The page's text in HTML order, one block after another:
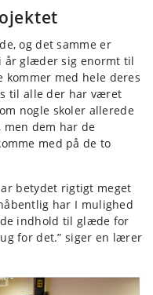
og det samme er
år glæder sig enormt til
kommer med hele deres
til alle der har været
nogle skoler allerede
men dem har de
med på de to
betydet rigtigt meget
har I mulighed
indhold til glæde for
for det.” siger en lærer